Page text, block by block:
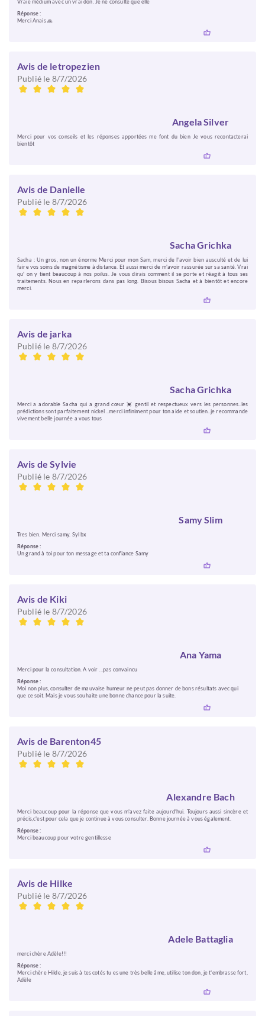
Vraie médium avec un vrai don. Je ne consulte que elle
Réponse :
Merci Anais 🙏
Avis de letropezien
Publié le 8/7/2026
Angela Silver
Merci pour vos conseils et les réponses apportées me font du bien Je vous recontacterai
bientôt
Avis de Danielle
Publié le 8/7/2026
Sacha Grichka
Sacha : Un gros, non un énorme Merci pour mon Sam, merci de l'avoir bien ausculté et de lui
faire vos soins de magnétisme à distance. Et aussi merci de m'avoir rassurée sur sa santé. Vrai
qu' on y tient beaucoup à nos poilus. Je vous dirais comment il se porte et réagit à tous ses
traitements. Nous en reparlerons dans pas long. Bisous bisous Sacha et à bientôt et encore
merci.
Avis de jarka
Publié le 8/7/2026
Sacha Grichka
Merci a adorable Sacha qui a grand cœur 💓 gentil et respectueux vers les personnes..les
prédictions sont parfaitement nickel ..merci infiniment pour ton aide et soutien..je recommande
vivement belle journée a vous tous
Avis de Sylvie
Publié le 8/7/2026
Samy Slim
Tres bien. Merci samy. Syl bx
Réponse :
Un grand à toi pour ton message et ta confiance Samy
Avis de Kiki
Publié le 8/7/2026
Ana Yama
Merci pour la consultation. A voir ...pas convaincu
Réponse :
Moi non plus, consulter de mauvaise humeur ne peut pas donner de bons résultats avec qui
que ce soit. Mais je vous souhaite une bonne chance pour la suite.
Avis de Barenton45
Publié le 8/7/2026
Alexandre Bach
Merci beaucoup pour la réponse que vous m'avez faite aujourd'hui. Toujours aussi sincère et
précis,c'est pour cela que je continue à vous consulter. Bonne journée à vous également.
Réponse :
Merci beaucoup pour votre gentillesse
Avis de Hilke
Publié le 8/7/2026
Adele Battaglia
merci chère Adèle!!!
Réponse :
Merci chère Hilde, je suis à tes cotés tu es une très belle âme, utilise ton don, je t'embrasse fort,
Adèle